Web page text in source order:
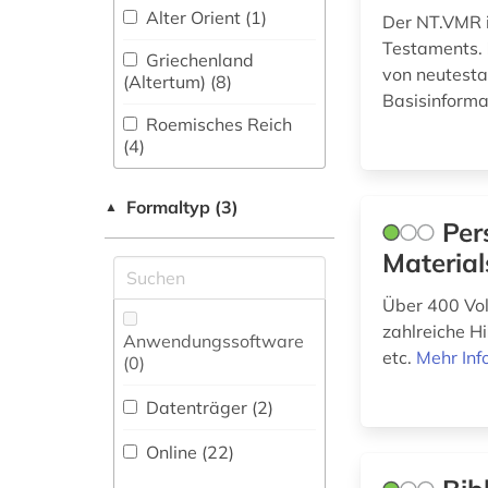
Umweltschutz (0)
Ostasienwissenschaften
(0)
Pädagogik (0)
(0)
Politologie (0)
Rechtswissenschaft
(1)
handschrift (3)
handschriftenkunde
(1)
hebräisch (1)
hispanistik (1)
iberoromanistik (1)
inschriften (1)
intellekt (1)
interaktion (1)
Alter Orient (1)
Griechenland
(Altertum) (8)
Roemisches Reich
(4)
▲ Formaltyp (3)
Anwendungssoftware
(0)
Datenträger (2)
Online (22)
Der
von
Über 400
zahlreiche
etc. Mehr